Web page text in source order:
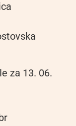
za 13. 06.